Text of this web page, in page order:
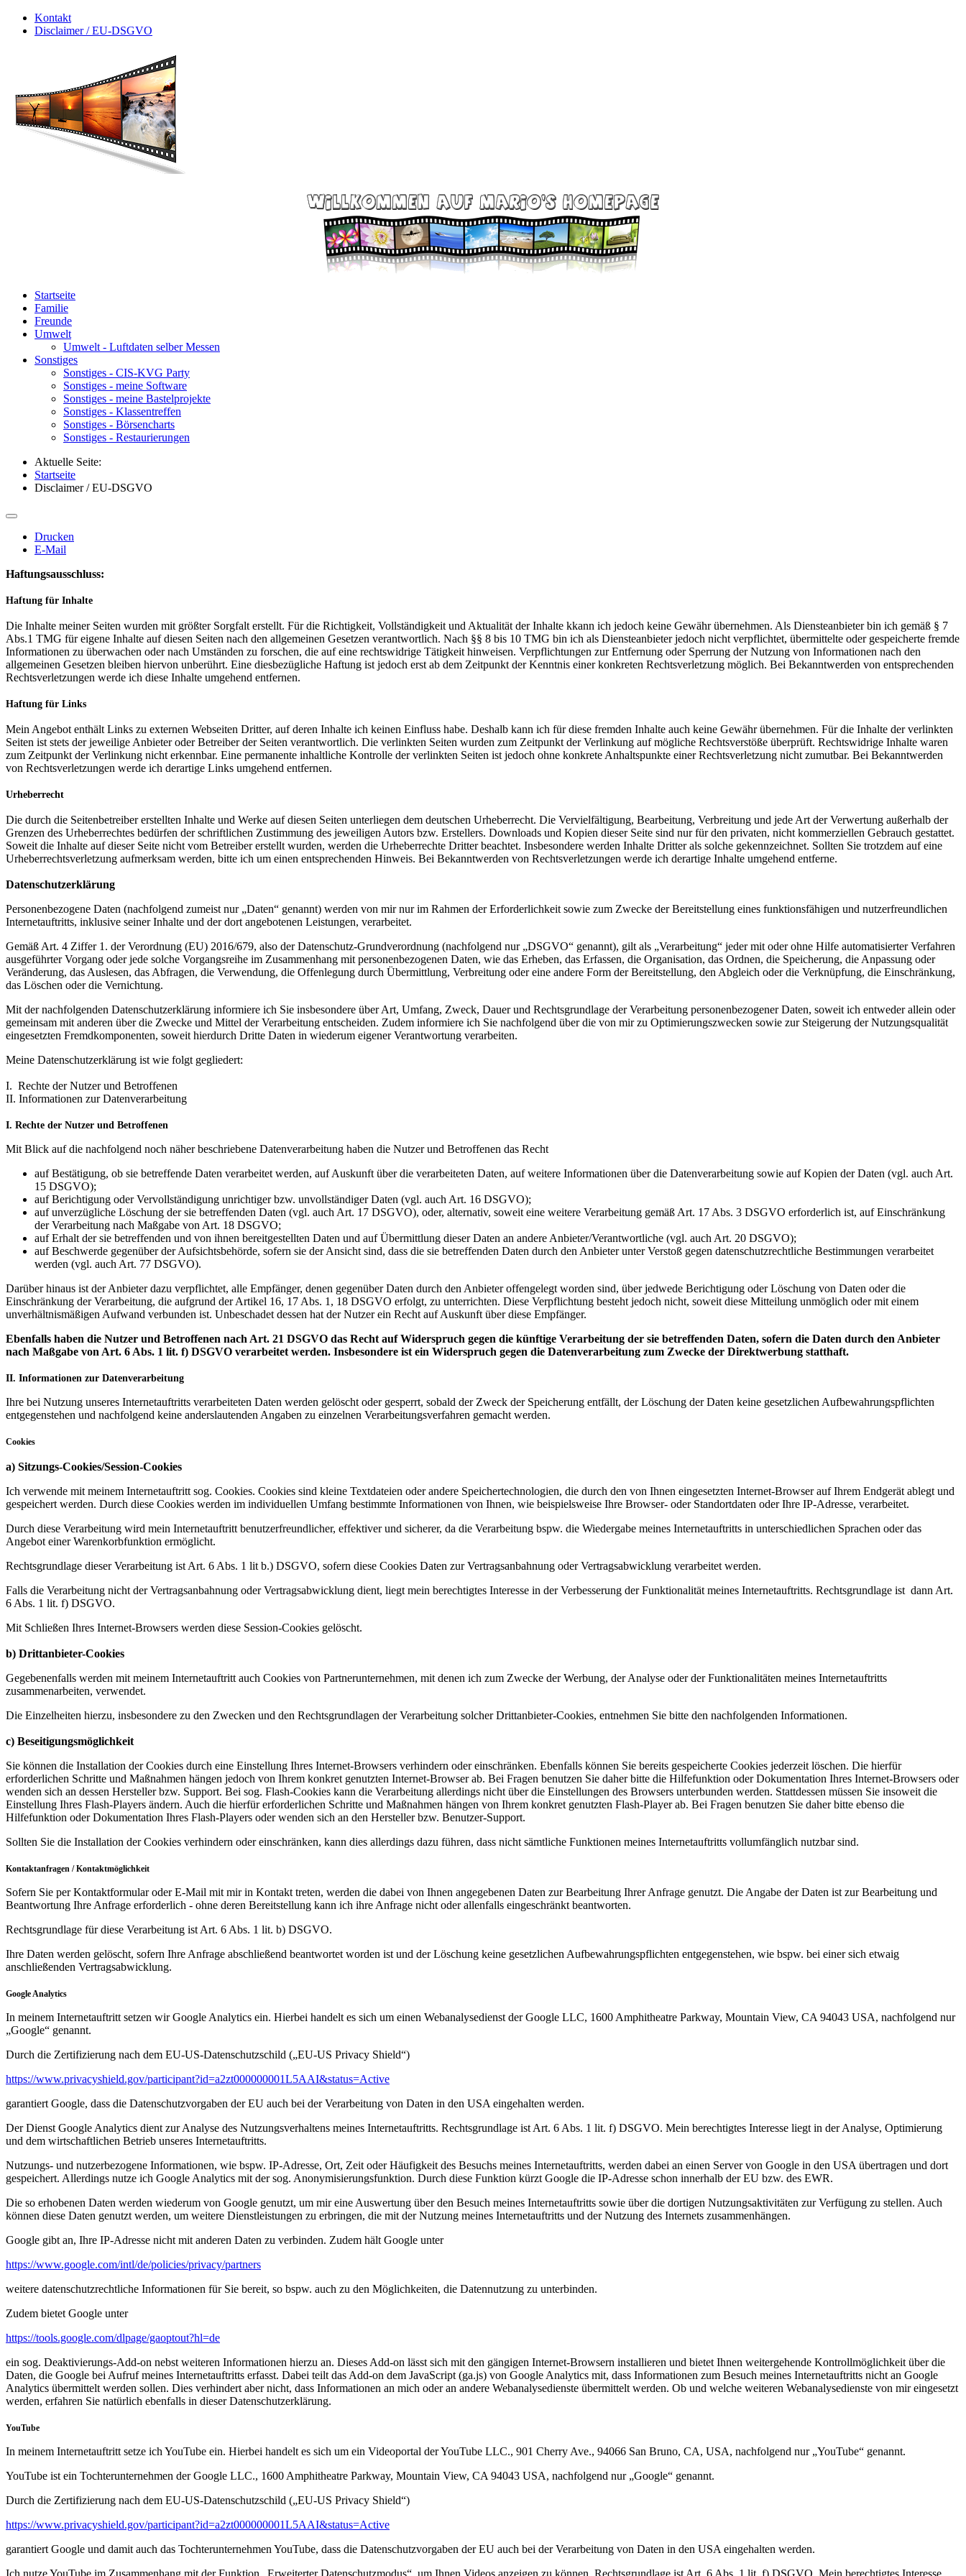
Kontakt
Disclaimer / EU-DSGVO
Startseite
Familie
Freunde
Umwelt
Umwelt - Luftdaten selber Messen
Sonstiges
Sonstiges - CIS-KVG Party
Sonstiges - meine Software
Sonstiges - meine Bastelprojekte
Sonstiges - Klassentreffen
Sonstiges - Börsencharts
Sonstiges - Restaurierungen
Aktuelle Seite:
Startseite
Disclaimer / EU-DSGVO
Drucken
E-Mail
Haftungsausschluss:
Haftung für Inhalte
Die Inhalte meiner Seiten wurden mit größter Sorgfalt erstellt. Für die Richtigkeit, Vollständigkeit und Aktualität der Inhalte kkann ich jedoch keine Gewähr übernehmen. Als Diensteanbieter bin ich gemäß § 7
Abs.1 TMG für eigene Inhalte auf diesen Seiten nach den allgemeinen Gesetzen verantwortlich. Nach §§ 8 bis 10 TMG bin ich als Diensteanbieter jedoch nicht verpflichtet, übermittelte oder gespeicherte fremde
Informationen zu überwachen oder nach Umständen zu forschen, die auf eine rechtswidrige Tätigkeit hinweisen. Verpflichtungen zur Entfernung oder Sperrung der Nutzung von Informationen nach den
allgemeinen Gesetzen bleiben hiervon unberührt. Eine diesbezügliche Haftung ist jedoch erst ab dem Zeitpunkt der Kenntnis einer konkreten Rechtsverletzung möglich. Bei Bekanntwerden von entsprechenden
Rechtsverletzungen werde ich diese Inhalte umgehend entfernen.
Haftung für Links
Mein Angebot enthält Links zu externen Webseiten Dritter, auf deren Inhalte ich keinen Einfluss habe. Deshalb kann ich für diese fremden Inhalte auch keine Gewähr übernehmen. Für die Inhalte der verlinkten
Seiten ist stets der jeweilige Anbieter oder Betreiber der Seiten verantwortlich. Die verlinkten Seiten wurden zum Zeitpunkt der Verlinkung auf mögliche Rechtsverstöße überprüft. Rechtswidrige Inhalte waren
zum Zeitpunkt der Verlinkung nicht erkennbar. Eine permanente inhaltliche Kontrolle der verlinkten Seiten ist jedoch ohne konkrete Anhaltspunkte einer Rechtsverletzung nicht zumutbar. Bei Bekanntwerden
von Rechtsverletzungen werde ich derartige Links umgehend entfernen.
Urheberrecht
Die durch die Seitenbetreiber erstellten Inhalte und Werke auf diesen Seiten unterliegen dem deutschen Urheberrecht. Die Vervielfältigung, Bearbeitung, Verbreitung und jede Art der Verwertung außerhalb der
Grenzen des Urheberrechtes bedürfen der schriftlichen Zustimmung des jeweiligen Autors bzw. Erstellers. Downloads und Kopien dieser Seite sind nur für den privaten, nicht kommerziellen Gebrauch gestattet.
Soweit die Inhalte auf dieser Seite nicht vom Betreiber erstellt wurden, werden die Urheberrechte Dritter beachtet. Insbesondere werden Inhalte Dritter als solche gekennzeichnet. Sollten Sie trotzdem auf eine
Urheberrechtsverletzung aufmerksam werden, bitte ich um einen entsprechenden Hinweis. Bei Bekanntwerden von Rechtsverletzungen werde ich derartige Inhalte umgehend entferne.
Datenschutzerklärung
Personenbezogene Daten (nachfolgend zumeist nur „Daten“ genannt) werden von mir nur im Rahmen der Erforderlichkeit sowie zum Zwecke der Bereitstellung eines funktionsfähigen und nutzerfreundlichen
Internetauftritts, inklusive seiner Inhalte und der dort angebotenen Leistungen, verarbeitet.
Gemäß Art. 4 Ziffer 1. der Verordnung (EU) 2016/679, also der Datenschutz-Grundverordnung (nachfolgend nur „DSGVO“ genannt), gilt als „Verarbeitung“ jeder mit oder ohne Hilfe automatisierter Verfahren
ausgeführter Vorgang oder jede solche Vorgangsreihe im Zusammenhang mit personenbezogenen Daten, wie das Erheben, das Erfassen, die Organisation, das Ordnen, die Speicherung, die Anpassung oder
Veränderung, das Auslesen, das Abfragen, die Verwendung, die Offenlegung durch Übermittlung, Verbreitung oder eine andere Form der Bereitstellung, den Abgleich oder die Verknüpfung, die Einschränkung,
das Löschen oder die Vernichtung.
Mit der nachfolgenden Datenschutzerklärung informiere ich Sie insbesondere über Art, Umfang, Zweck, Dauer und Rechtsgrundlage der Verarbeitung personenbezogener Daten, soweit ich entweder allein oder
gemeinsam mit anderen über die Zwecke und Mittel der Verarbeitung entscheiden. Zudem informiere ich Sie nachfolgend über die von mir zu Optimierungszwecken sowie zur Steigerung der Nutzungsqualität
eingesetzten Fremdkomponenten, soweit hierdurch Dritte Daten in wiederum eigener Verantwortung verarbeiten.
Meine Datenschutzerklärung ist wie folgt gegliedert:
I. Rechte der Nutzer und Betroffenen
II. Informationen zur Datenverarbeitung
I. Rechte der Nutzer und Betroffenen
Mit Blick auf die nachfolgend noch näher beschriebene Datenverarbeitung haben die Nutzer und Betroffenen das Recht
auf Bestätigung, ob sie betreffende Daten verarbeitet werden, auf Auskunft über die verarbeiteten Daten, auf weitere Informationen über die Datenverarbeitung sowie auf Kopien der Daten (vgl. auch Art.
15 DSGVO);
auf Berichtigung oder Vervollständigung unrichtiger bzw. unvollständiger Daten (vgl. auch Art. 16 DSGVO);
auf unverzügliche Löschung der sie betreffenden Daten (vgl. auch Art. 17 DSGVO), oder, alternativ, soweit eine weitere Verarbeitung gemäß Art. 17 Abs. 3 DSGVO erforderlich ist, auf Einschränkung
der Verarbeitung nach Maßgabe von Art. 18 DSGVO;
auf Erhalt der sie betreffenden und von ihnen bereitgestellten Daten und auf Übermittlung dieser Daten an andere Anbieter/Verantwortliche (vgl. auch Art. 20 DSGVO);
auf Beschwerde gegenüber der Aufsichtsbehörde, sofern sie der Ansicht sind, dass die sie betreffenden Daten durch den Anbieter unter Verstoß gegen datenschutzrechtliche Bestimmungen verarbeitet
werden (vgl. auch Art. 77 DSGVO).
Darüber hinaus ist der Anbieter dazu verpflichtet, alle Empfänger, denen gegenüber Daten durch den Anbieter offengelegt worden sind, über jedwede Berichtigung oder Löschung von Daten oder die
Einschränkung der Verarbeitung, die aufgrund der Artikel 16, 17 Abs. 1, 18 DSGVO erfolgt, zu unterrichten. Diese Verpflichtung besteht jedoch nicht, soweit diese Mitteilung unmöglich oder mit einem
unverhältnismäßigen Aufwand verbunden ist. Unbeschadet dessen hat der Nutzer ein Recht auf Auskunft über diese Empfänger.
Ebenfalls haben die Nutzer und Betroffenen nach Art. 21 DSGVO das Recht auf Widerspruch gegen die künftige Verarbeitung der sie betreffenden Daten, sofern die Daten durch den Anbieter
nach Maßgabe von Art. 6 Abs. 1 lit. f) DSGVO verarbeitet werden. Insbesondere ist ein Widerspruch gegen die Datenverarbeitung zum Zwecke der Direktwerbung statthaft.
II. Informationen zur Datenverarbeitung
Ihre bei Nutzung unseres Internetauftritts verarbeiteten Daten werden gelöscht oder gesperrt, sobald der Zweck der Speicherung entfällt, der Löschung der Daten keine gesetzlichen Aufbewahrungspflichten
entgegenstehen und nachfolgend keine anderslautenden Angaben zu einzelnen Verarbeitungsverfahren gemacht werden.
Cookies
a) Sitzungs-Cookies/Session-Cookies
Ich verwende mit meinem Internetauftritt sog. Cookies. Cookies sind kleine Textdateien oder andere Speichertechnologien, die durch den von Ihnen eingesetzten Internet-Browser auf Ihrem Endgerät ablegt und
gespeichert werden. Durch diese Cookies werden im individuellen Umfang bestimmte Informationen von Ihnen, wie beispielsweise Ihre Browser- oder Standortdaten oder Ihre IP-Adresse, verarbeitet.
Durch diese Verarbeitung wird mein Internetauftritt benutzerfreundlicher, effektiver und sicherer, da die Verarbeitung bspw. die Wiedergabe meines Internetauftritts in unterschiedlichen Sprachen oder das
Angebot einer Warenkorbfunktion ermöglicht.
Rechtsgrundlage dieser Verarbeitung ist Art. 6 Abs. 1 lit b.) DSGVO, sofern diese Cookies Daten zur Vertragsanbahnung oder Vertragsabwicklung verarbeitet werden.
Falls die Verarbeitung nicht der Vertragsanbahnung oder Vertragsabwicklung dient, liegt mein berechtigtes Interesse in der Verbesserung der Funktionalität meines Internetauftritts. Rechtsgrundlage ist dann Art.
6 Abs. 1 lit. f) DSGVO.
Mit Schließen Ihres Internet-Browsers werden diese Session-Cookies gelöscht.
b) Drittanbieter-Cookies
Gegebenenfalls werden mit meinem Internetauftritt auch Cookies von Partnerunternehmen, mit denen ich zum Zwecke der Werbung, der Analyse oder der Funktionalitäten meines Internetauftritts
zusammenarbeiten, verwendet.
Die Einzelheiten hierzu, insbesondere zu den Zwecken und den Rechtsgrundlagen der Verarbeitung solcher Drittanbieter-Cookies, entnehmen Sie bitte den nachfolgenden Informationen.
c) Beseitigungsmöglichkeit
Sie können die Installation der Cookies durch eine Einstellung Ihres Internet-Browsers verhindern oder einschränken. Ebenfalls können Sie bereits gespeicherte Cookies jederzeit löschen. Die hierfür
erforderlichen Schritte und Maßnahmen hängen jedoch von Ihrem konkret genutzten Internet-Browser ab. Bei Fragen benutzen Sie daher bitte die Hilfefunktion oder Dokumentation Ihres Internet-Browsers oder
wenden sich an dessen Hersteller bzw. Support. Bei sog. Flash-Cookies kann die Verarbeitung allerdings nicht über die Einstellungen des Browsers unterbunden werden. Stattdessen müssen Sie insoweit die
Einstellung Ihres Flash-Players ändern. Auch die hierfür erforderlichen Schritte und Maßnahmen hängen von Ihrem konkret genutzten Flash-Player ab. Bei Fragen benutzen Sie daher bitte ebenso die
Hilfefunktion oder Dokumentation Ihres Flash-Players oder wenden sich an den Hersteller bzw. Benutzer-Support.
Sollten Sie die Installation der Cookies verhindern oder einschränken, kann dies allerdings dazu führen, dass nicht sämtliche Funktionen meines Internetauftritts vollumfänglich nutzbar sind.
Kontaktanfragen / Kontaktmöglichkeit
Sofern Sie per Kontaktformular oder E-Mail mit mir in Kontakt treten, werden die dabei von Ihnen angegebenen Daten zur Bearbeitung Ihrer Anfrage genutzt. Die Angabe der Daten ist zur Bearbeitung und
Beantwortung Ihre Anfrage erforderlich - ohne deren Bereitstellung kann ich ihre Anfrage nicht oder allenfalls eingeschränkt beantworten.
Rechtsgrundlage für diese Verarbeitung ist Art. 6 Abs. 1 lit. b) DSGVO.
Ihre Daten werden gelöscht, sofern Ihre Anfrage abschließend beantwortet worden ist und der Löschung keine gesetzlichen Aufbewahrungspflichten entgegenstehen, wie bspw. bei einer sich etwaig
anschließenden Vertragsabwicklung.
Google Analytics
In meinem Internetauftritt setzen wir Google Analytics ein. Hierbei handelt es sich um einen Webanalysedienst der Google LLC, 1600 Amphitheatre Parkway, Mountain View, CA 94043 USA, nachfolgend nur
„Google“ genannt.
Durch die Zertifizierung nach dem EU-US-Datenschutzschild („EU-US Privacy Shield“)
https://www.privacyshield.gov/participant?id=a2zt000000001L5AAI&status=Active
garantiert Google, dass die Datenschutzvorgaben der EU auch bei der Verarbeitung von Daten in den USA eingehalten werden.
Der Dienst Google Analytics dient zur Analyse des Nutzungsverhaltens meines Internetauftritts. Rechtsgrundlage ist Art. 6 Abs. 1 lit. f) DSGVO. Mein berechtigtes Interesse liegt in der Analyse, Optimierung
und dem wirtschaftlichen Betrieb unseres Internetauftritts.
Nutzungs- und nutzerbezogene Informationen, wie bspw. IP-Adresse, Ort, Zeit oder Häufigkeit des Besuchs meines Internetauftritts, werden dabei an einen Server von Google in den USA übertragen und dort
gespeichert. Allerdings nutze ich Google Analytics mit der sog. Anonymisierungsfunktion. Durch diese Funktion kürzt Google die IP-Adresse schon innerhalb der EU bzw. des EWR.
Die so erhobenen Daten werden wiederum von Google genutzt, um mir eine Auswertung über den Besuch meines Internetauftritts sowie über die dortigen Nutzungsaktivitäten zur Verfügung zu stellen. Auch
können diese Daten genutzt werden, um weitere Dienstleistungen zu erbringen, die mit der Nutzung meines Internetauftritts und der Nutzung des Internets zusammenhängen.
Google gibt an, Ihre IP-Adresse nicht mit anderen Daten zu verbinden. Zudem hält Google unter
https://www.google.com/intl/de/policies/privacy/partners
weitere datenschutzrechtliche Informationen für Sie bereit, so bspw. auch zu den Möglichkeiten, die Datennutzung zu unterbinden.
Zudem bietet Google unter
https://tools.google.com/dlpage/gaoptout?hl=de
ein sog. Deaktivierungs-Add-on nebst weiteren Informationen hierzu an. Dieses Add-on lässt sich mit den gängigen Internet-Browsern installieren und bietet Ihnen weitergehende Kontrollmöglichkeit über die
Daten, die Google bei Aufruf meines Internetauftritts erfasst. Dabei teilt das Add-on dem JavaScript (ga.js) von Google Analytics mit, dass Informationen zum Besuch meines Internetauftritts nicht an Google
Analytics übermittelt werden sollen. Dies verhindert aber nicht, dass Informationen an mich oder an andere Webanalysedienste übermittelt werden. Ob und welche weiteren Webanalysedienste von mir eingesetzt
werden, erfahren Sie natürlich ebenfalls in dieser Datenschutzerklärung.
YouTube
In meinem Internetauftritt setze ich YouTube ein. Hierbei handelt es sich um ein Videoportal der YouTube LLC., 901 Cherry Ave., 94066 San Bruno, CA, USA, nachfolgend nur „YouTube“ genannt.
YouTube ist ein Tochterunternehmen der Google LLC., 1600 Amphitheatre Parkway, Mountain View, CA 94043 USA, nachfolgend nur „Google“ genannt.
Durch die Zertifizierung nach dem EU-US-Datenschutzschild („EU-US Privacy Shield“)
https://www.privacyshield.gov/participant?id=a2zt000000001L5AAI&status=Active
garantiert Google und damit auch das Tochterunternehmen YouTube, dass die Datenschutzvorgaben der EU auch bei der Verarbeitung von Daten in den USA eingehalten werden.
Ich nutze YouTube im Zusammenhang mit der Funktion „Erweiterter Datenschutzmodus“, um Ihnen Videos anzeigen zu können. Rechtsgrundlage ist Art. 6 Abs. 1 lit. f) DSGVO. Mein berechtigtes Interesse